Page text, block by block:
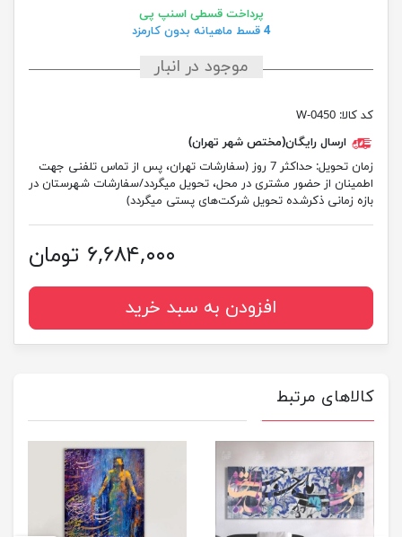
پرداخت قسطی اسنپ پی
4 قسط ماهیانه بدون کارمزد
موجود در انبار
کد کالا: W-0450
ارسال رایگان(مختص شهر تهران)
زمان تحویل:
حداکثر 7 روز (سفارشات تهران، پس از تماس تلفنی جهت
اطمینان از حضور مشتری در محل، تحویل میگردد/سفارشات شهرستان در
بازه زمانی ذکرشده تحویل شرکت‌های پستی میگردد)
۶,۶۸۴,۰۰۰ تومان
افزودن به سبد خرید
کالاهای مرتبط